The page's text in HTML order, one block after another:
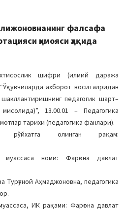
фалсафа
ҳимояси ҳақида
шифри (илмий даража
ахборот воситалридан
педагогик шарт–
13.00.01 – Педагогика
тарихи (педагогика фанлари).
рўйхатга олинган рақам:
муассаса номи: Фарғона давлат
Турғуной Аҳмаджоновна, педагогика
ИК рақами: Фарғона давлат